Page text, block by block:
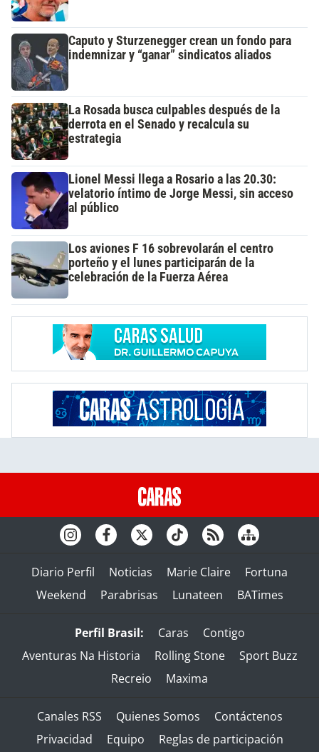
Caputo y Sturzenegger crean un fondo para
indemnizar y “ganar” sindicatos aliados
La Rosada busca culpables después de la
derrota en el Senado y recalcula su
estrategia
Lionel Messi llega a Rosario a las 20.30:
velatorio íntimo de Jorge Messi, sin acceso
al público
Los aviones F 16 sobrevolarán el centro
porteño y el lunes participarán de la
celebración de la Fuerza Aérea
Diario Perfil Noticias Marie Claire
Fortuna
Weekend
Parabrisas Lunateen BATimes
Perfil Brasil: Caras
Contigo
Aventuras Na Historia
Rolling Stone
Sport Buzz
Recreio
Maxima
Canales RSS Quienes Somos
Contáctenos
Privacidad
Equipo Reglas de participación